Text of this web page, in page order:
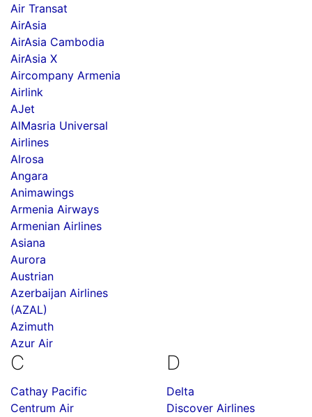
Air Transat
AirAsia
AirAsia Cambodia
AirAsia X
Aircompany Armenia
Airlink
AJet
AlMasria Universal
Airlines
Alrosa
Angara
Animawings
Armenia Airways
Armenian Airlines
Asiana
Aurora
Austrian
Azerbaijan Airlines
(AZAL)
Azimuth
Azur Air
C
Cathay Pacific
Centrum Air
D
Delta
Discover Airlines